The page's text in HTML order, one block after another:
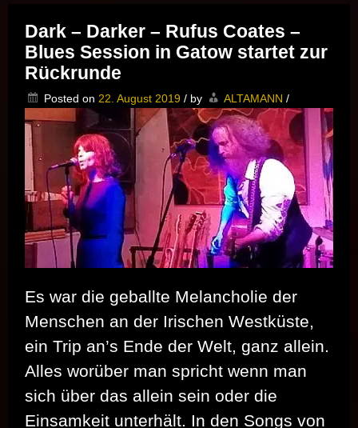
Tegeler
See
–
Great
Stuff!
Dark – Darker – Rufus Coates –
Blues Session in Gatow startet zur
Rückrunde
Posted on 22. August 2019 / by ALTAMANN /
Es war die geballte Melancholie der
Menschen an der Irischen Westküste,
ein Trip an’s Ende der Welt, ganz allein.
Alles worüber man spricht wenn man
sich über das allein sein oder die
Einsamkeit unterhält. In den Songs von